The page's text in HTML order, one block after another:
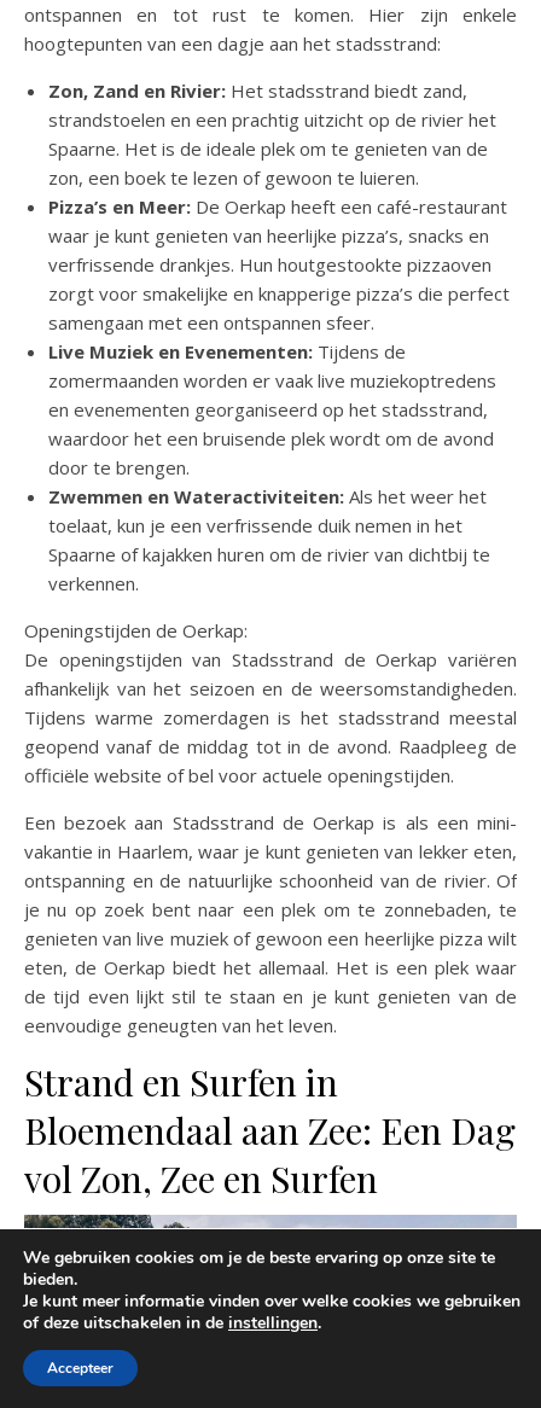
ontspannen en tot rust te komen. Hier zijn enkele
hoogtepunten van een dagje aan het stadsstrand:
Zon, Zand en Rivier: Het stadsstrand biedt zand,
strandstoelen en een prachtig uitzicht op de rivier het
Spaarne. Het is de ideale plek om te genieten van de
zon, een boek te lezen of gewoon te luieren.
Pizza’s en Meer: De Oerkap heeft een café-restaurant
waar je kunt genieten van heerlijke pizza’s, snacks en
verfrissende drankjes. Hun houtgestookte pizzaoven
zorgt voor smakelijke en knapperige pizza’s die perfect
samengaan met een ontspannen sfeer.
Live Muziek en Evenementen: Tijdens de
zomermaanden worden er vaak live muziekoptredens
en evenementen georganiseerd op het stadsstrand,
waardoor het een bruisende plek wordt om de avond
door te brengen.
Zwemmen en Wateractiviteiten: Als het weer het
toelaat, kun je een verfrissende duik nemen in het
Spaarne of kajakken huren om de rivier van dichtbij te
verkennen.
Openingstijden de Oerkap:
De openingstijden van Stadsstrand de Oerkap variëren
afhankelijk van het seizoen en de weersomstandigheden.
Tijdens warme zomerdagen is het stadsstrand meestal
geopend vanaf de middag tot in de avond. Raadpleeg de
officiële website of bel voor actuele openingstijden.
Een bezoek aan Stadsstrand de Oerkap is als een mini-
vakantie in Haarlem, waar je kunt genieten van lekker eten,
ontspanning en de natuurlijke schoonheid van de rivier. Of
je nu op zoek bent naar een plek om te zonnebaden, te
genieten van live muziek of gewoon een heerlijke pizza wilt
eten, de Oerkap biedt het allemaal. Het is een plek waar
de tijd even lijkt stil te staan en je kunt genieten van de
eenvoudige geneugten van het leven.
Strand en Surfen in
Bloemendaal aan Zee: Een Dag
vol Zon, Zee en Surfen
We gebruiken cookies om je de beste ervaring op onze site te
bieden.
Je kunt meer informatie vinden over welke cookies we gebruiken
of deze uitschakelen in de instellingen.
Accepteer